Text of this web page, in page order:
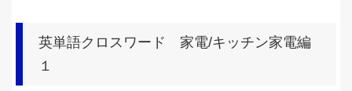
英単語クロスワード 家電/キッチン家電編
１